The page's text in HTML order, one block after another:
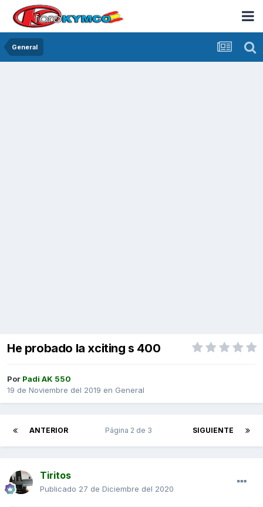
General
He probado la xciting s 400
Por Padi AK 550
19 de Noviembre del 2019 en General
ANTERIOR SIGUIENTE
Página 2 de 3
Tiritos
Publicado 27 de Diciembre del 2020